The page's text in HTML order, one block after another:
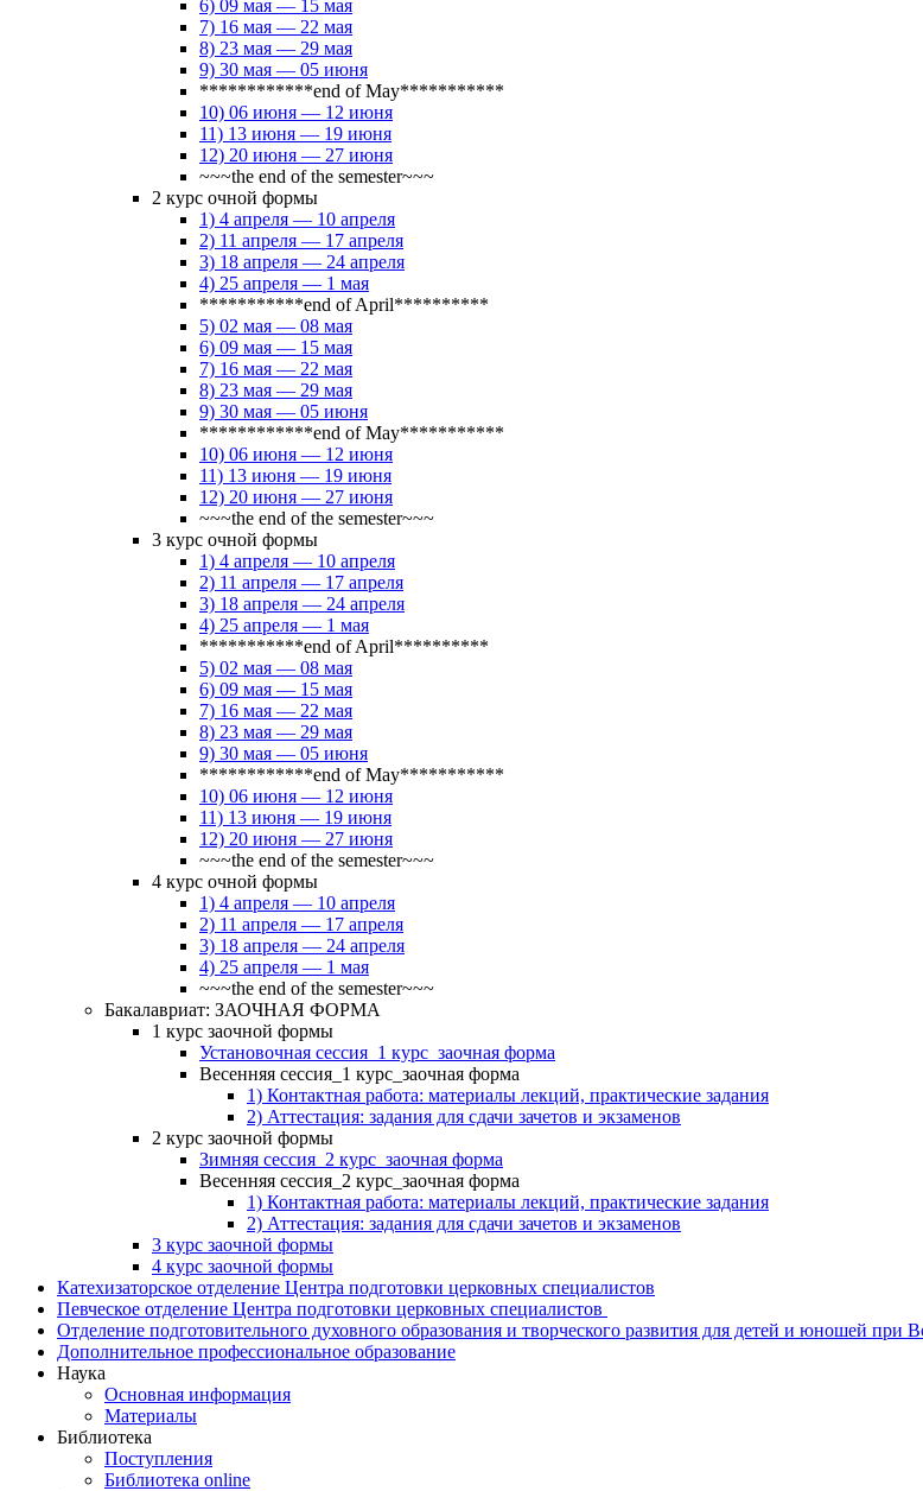
6) 09 мая — 15 мая
7) 16 мая — 22 мая
8) 23 мая — 29 мая
9) 30 мая — 05 июня
************end of May***********
10) 06 июня — 12 июня
11) 13 июня — 19 июня
12) 20 июня — 27 июня
~~~the end of the semester~~~
2 курс очной формы
1) 4 апреля — 10 апреля
2) 11 апреля — 17 апреля
3) 18 апреля — 24 апреля
4) 25 апреля — 1 мая
***********end of April**********
5) 02 мая — 08 мая
6) 09 мая — 15 мая
7) 16 мая — 22 мая
8) 23 мая — 29 мая
9) 30 мая — 05 июня
************end of May***********
10) 06 июня — 12 июня
11) 13 июня — 19 июня
12) 20 июня — 27 июня
~~~the end of the semester~~~
3 курс очной формы
1) 4 апреля — 10 апреля
2) 11 апреля — 17 апреля
3) 18 апреля — 24 апреля
4) 25 апреля — 1 мая
***********end of April**********
5) 02 мая — 08 мая
6) 09 мая — 15 мая
7) 16 мая — 22 мая
8) 23 мая — 29 мая
9) 30 мая — 05 июня
************end of May***********
10) 06 июня — 12 июня
11) 13 июня — 19 июня
12) 20 июня — 27 июня
~~~the end of the semester~~~
4 курс очной формы
1) 4 апреля — 10 апреля
2) 11 апреля — 17 апреля
3) 18 апреля — 24 апреля
4) 25 апреля — 1 мая
~~~the end of the semester~~~
Бакалавриат: ЗАОЧНАЯ ФОРМА
1 курс заочной формы
Установочная сессия_1 курс_заочная форма
Весенняя сессия_1 курс_заочная форма
1) Контактная работа: материалы лекций, практические задания
2) Аттестация: задания для сдачи зачетов и экзаменов
2 курс заочной формы
Зимняя сессия_2 курс_заочная форма
Весенняя сессия_2 курс_заочная форма
1) Контактная работа: материалы лекций, практические задания
2) Аттестация: задания для сдачи зачетов и экзаменов
3 курс заочной формы
4 курс заочной формы
Катехизаторское отделение Центра подготовки церковных специалистов
Певческое отделение Центра подготовки церковных специалистов
Отделение подготовительного духовного образования и творческого развития для детей и юношей при
Дополнительное профессиональное образование
Наука
Основная информация
Материалы
Библиотека
Поступления
Библиотека online